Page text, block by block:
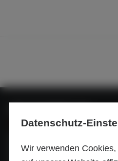
Postfach 153
Datenschutz-
Wir verwenden